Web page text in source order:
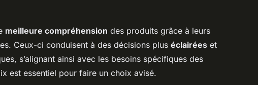
meilleure compréhension des produits grâce à leurs
Ceux-ci conduisent à des décisions plus éclairées et
s’alignant ainsi avec les besoins spécifiques des
est essentiel pour faire un choix avisé.